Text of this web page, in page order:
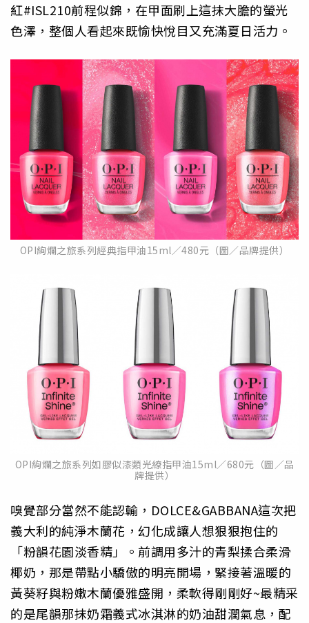
紅#ISL210前程似錦，在甲面刷上這抹大膽的螢光
色澤，整個人看起來既愉快悅目又充滿夏日活力。
OPI絢爛之旅系列經典指甲油15ml／480元（圖／品牌提供）
OPI絢爛之旅系列如膠似漆類光繚指甲油15ml／680元（圖／品
牌提供）
嗅覺部分當然不能認輸，DOLCE&GABBANA這次把
義大利的純淨木蘭花，幻化成讓人想狠狠抱住的
「粉韻花園淡香精」。前調用多汁的青梨揉合柔滑
椰奶，那是帶點小驕傲的明亮開場，緊接著溫暖的
黃葵籽與粉嫩木蘭優雅盛開，柔軟得剛剛好~最精采
的是尾韻那抹奶霜義式冰淇淋的奶油甜潤氣息，配